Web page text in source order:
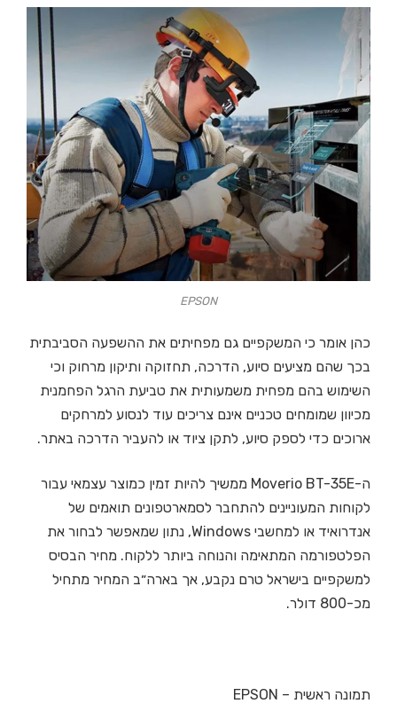
EPSON
כהן אומר כי המשקפיים גם מפחיתים את ההשפעה הסביבתית
בכך שהם מציעים סיוע, הדרכה, תחזוקה ותיקון מרחוק וכי
השימוש בהם מפחית משמעותית את טביעת הרגל הפחמנית
מכיוון שמומחים טכניים אינם צריכים עוד לנסוע למרחקים
ארוכים כדי לספק סיוע, לתקן ציוד או להעביר הדרכה באתר.
ה-Moverio BT-35E ממשיך להיות זמין כמוצר עצמאי עבור
לקוחות המעוניינים להתחבר לסמארטפונים תואמים של
אנדרואיד או למחשבי Windows, נתון שמאפשר לבחור את
הפלטפורמה המתאימה והנוחה ביותר ללקוח. מחיר הבסיס
למשקפיים בישראל טרם נקבע, אך בארה״ב המחיר מתחיל
מכ-800 דולר.
תמונה ראשית – EPSON